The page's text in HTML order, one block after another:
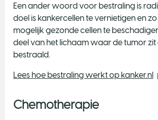
Een ander woord voor bestraling is
doel is kankercellen te vernietigen en
mogelijk gezonde cellen te
deel van het lichaam waar de tumor
bestraald.
Lees hoe bestraling werkt op kanker.nl
Chemotherapie